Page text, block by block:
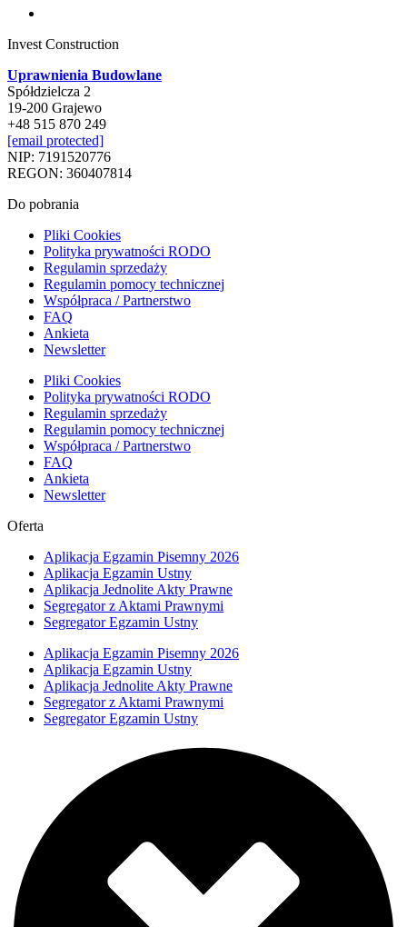
Invest Construction
Uprawnienia Budowlane
Spółdzielcza 2
19-200 Grajewo
+48 515 870 249
[email protected]
NIP: 7191520776
REGON: 360407814
Do pobrania
Pliki Cookies
Polityka prywatności RODO
Regulamin sprzedaży
Regulamin pomocy technicznej
Współpraca / Partnerstwo
FAQ
Ankieta
Newsletter
Pliki Cookies
Polityka prywatności RODO
Regulamin sprzedaży
Regulamin pomocy technicznej
Współpraca / Partnerstwo
FAQ
Ankieta
Newsletter
Oferta
Aplikacja Egzamin Pisemny 2026
Aplikacja Egzamin Ustny
Aplikacja Jednolite Akty Prawne
Segregator z Aktami Prawnymi
Segregator Egzamin Ustny
Aplikacja Egzamin Pisemny 2026
Aplikacja Egzamin Ustny
Aplikacja Jednolite Akty Prawne
Segregator z Aktami Prawnymi
Segregator Egzamin Ustny